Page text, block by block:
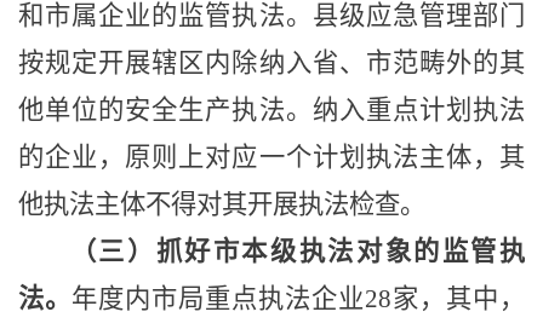
和市属企业的监管执法。县级应急管理部门
按规定开展辖区内除纳入省、市范畴外的其
他单位的安全生产执法。纳入重点计划执法
的企业，原则上对应一个计划执法主体，其
他执法主体不得对其开展执法检查。
（三）抓好市本级执法对象的监管执
法。 年度内市局重点执法企业28家，其中，